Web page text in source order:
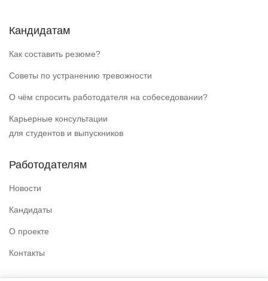
Кандидатам
Как составить резюме?
Советы по устранению тревожности
О чём спросить работодателя на собеседовании?
Карьерные консультации
для студентов и выпускников
Работодателям
Новости
Кандидаты
О проекте
Контакты